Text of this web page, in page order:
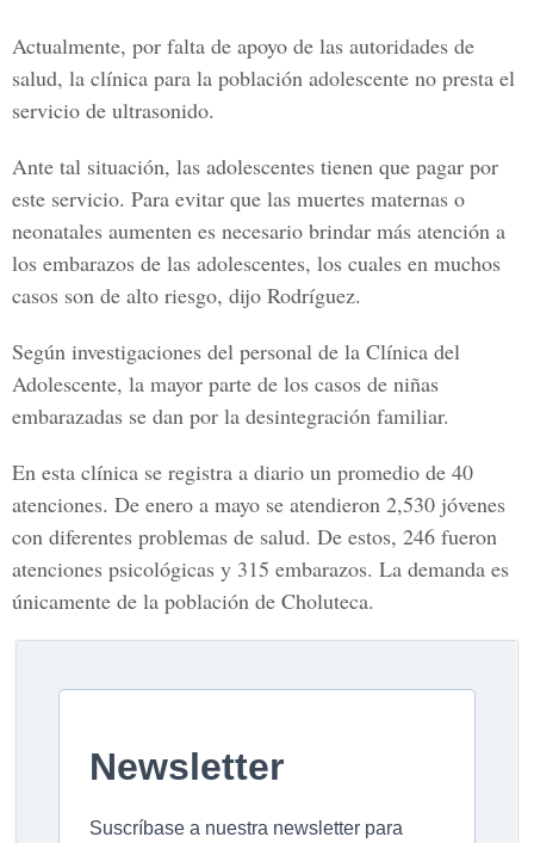
Actualmente, por falta de apoyo de las autoridades de
salud, la clínica para la población adolescente no presta el
servicio de ultrasonido.
Ante tal situación, las adolescentes tienen que pagar por
este servicio. Para evitar que las muertes maternas o
neonatales aumenten es necesario brindar más atención a
los embarazos de las adolescentes, los cuales en muchos
casos son de alto riesgo, dijo Rodríguez.
Según investigaciones del personal de la Clínica del
Adolescente, la mayor parte de los casos de niñas
embarazadas se dan por la desintegración familiar.
En esta clínica se registra a diario un promedio de 40
atenciones. De enero a mayo se atendieron 2,530 jóvenes
con diferentes problemas de salud. De estos, 246 fueron
atenciones psicológicas y 315 embarazos. La demanda es
únicamente de la población de Choluteca.